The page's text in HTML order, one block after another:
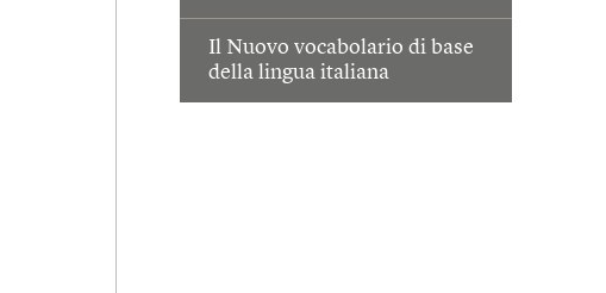
Il Nuovo vocabolario di base
della lingua italiana